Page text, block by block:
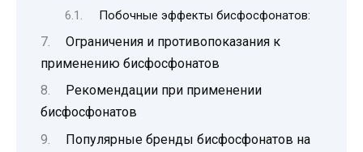
Побочные эффекты бисфосфонатов:
Ограничения и противопоказания к
применению бисфосфонатов
Рекомендации при применении
бисфосфонатов
Популярные бренды бисфосфонатов на